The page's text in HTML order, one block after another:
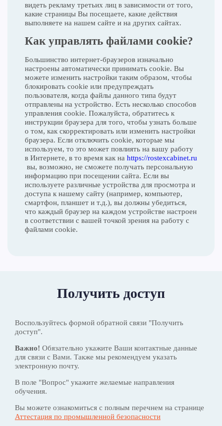
видеть рекламу третьих лиц в зависимости от того,
какие страницы Вы посещаете, какие действия
выполняете на нашем сайте и на других сайтах.
Как управлять файлами cookie?
Большинство интернет-браузеров изначально
настроены автоматически принимать cookie. Вы
можете изменить настройки таким образом, чтобы
блокировать cookie или предупреждать
пользователя, когда файлы данного типа будут
отправлены на устройство. Есть несколько способов
управления cookie. Пожалуйста, обратитесь к
инструкции браузера для того, чтобы узнать больше
о том, как скорректировать или изменить настройки
браузера. Если отключить cookie, которые мы
используем, то это может повлиять на вашу работу
в Интернете, в то время как на https://rostexcabinet.ru
вы, возможно, не сможете получать персональную
информацию при посещении сайта. Если вы
используете различные устройства для просмотра и
доступа к нашему сайту (например, компьютер,
смартфон, планшет и т.д.), вы должны убедиться,
что каждый браузер на каждом устройстве настроен
в соответствии с вашей точкой зрения на работу с
файлами cookie.
Получить доступ
Воспользуйтесь формой обратной связи "Получить
доступ".
Важно! Обязательно укажите Ваши контактные данные
для связи с Вами. Также мы рекомендуем указать
электронную почту.
В поле "Вопрос" укажите желаемые направления
обучения.
Вы можете ознакомиться с полным перечнем на странице
Аттестация по промышленной безопасности